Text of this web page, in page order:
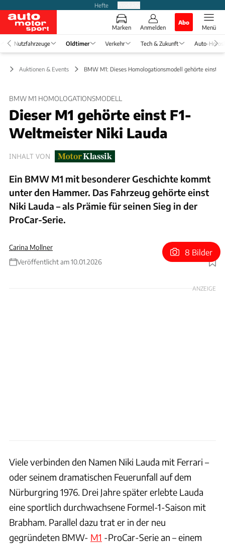
Hefte
Marken Anmelden
Abo
Menü
Nutzfahrzeuge Oldtimer Verkehr Tech & Zukunft Auto-
Auktionen & Events BMW M1: Dieses Homologationsmodell gehörte einst
BMW M1 HOMOLOGATIONSMODELL
Dieser M1 gehörte einst F1-
Weltmeister Niki Lauda
INHALT VON
Ein BMW M1 mit besonderer Geschichte kommt
unter den Hammer. Das Fahrzeug gehörte einst
Niki Lauda – als Prämie für seinen Sieg in der
ProCar-Serie.
Carina Mollner
Veröffentlicht am 10.01.2026
Foto: Mecum Auctions
8 Bilder
ANZEIGE
Viele verbinden den Namen Niki Lauda mit Ferrari –
oder seinem dramatischen Feuerunfall auf dem
Nürburgring 1976. Drei Jahre später erlebte Lauda
eine sportlich durchwachsene Formel-1-Saison mit
Brabham. Parallel dazu trat er in der neu
gegründeten BMW- M1 -ProCar-Serie an – einem